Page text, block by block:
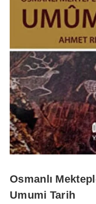
Osmanlı
Umumi Tarih